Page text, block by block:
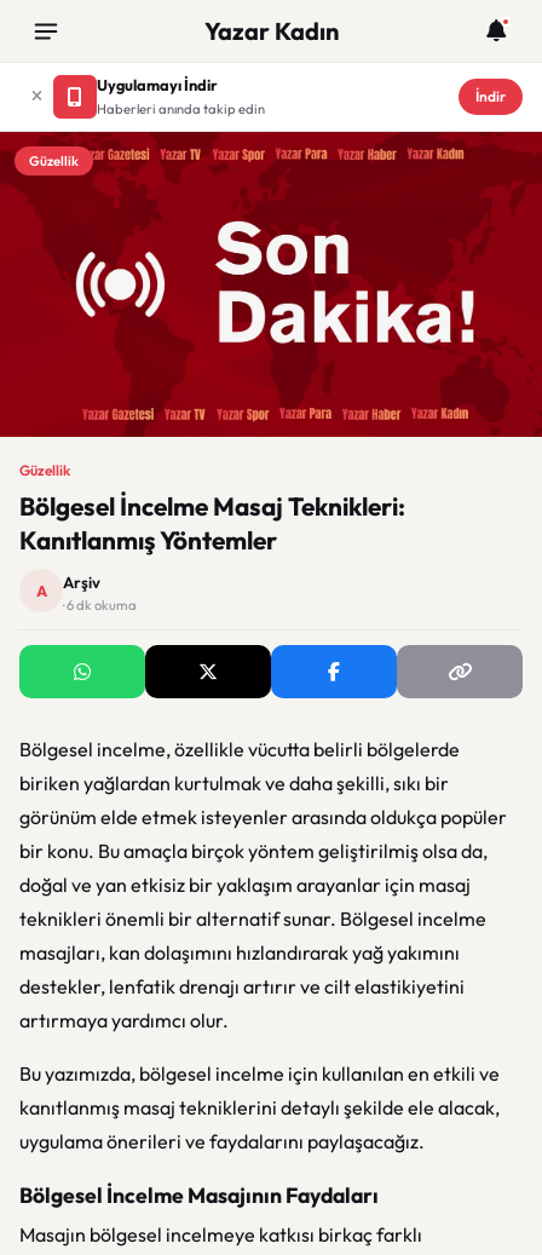
Yazar Kadın
Uygulamayı İndir
Haberleri anında takip edin
İndir
Güzellik
Güzellik
Bölgesel İncelme Masaj Teknikleri:
Kanıtlanmış Yöntemler
A Arşiv
· 6 dk okuma
Bölgesel incelme, özellikle vücutta belirli bölgelerde
biriken yağlardan kurtulmak ve daha şekilli, sıkı bir
görünüm elde etmek isteyenler arasında oldukça popüler
bir konu. Bu amaçla birçok yöntem geliştirilmiş olsa da,
doğal ve yan etkisiz bir yaklaşım arayanlar için masaj
teknikleri önemli bir alternatif sunar. Bölgesel incelme
masajları, kan dolaşımını hızlandırarak yağ yakımını
destekler, lenfatik drenajı artırır ve cilt elastikiyetini
artırmaya yardımcı olur.
Bu yazımızda, bölgesel incelme için kullanılan en etkili ve
kanıtlanmış masaj tekniklerini detaylı şekilde ele alacak,
uygulama önerileri ve faydalarını paylaşacağız.
Bölgesel İncelme Masajının Faydaları
Masajın bölgesel incelmeye katkısı birkaç farklı